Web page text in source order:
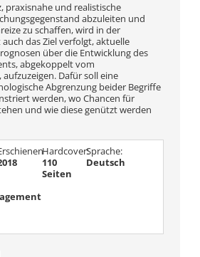
praxisnahe und realistische
abzuleiten und
zu schaffen, wird in der
das Ziel verfolgt, aktuelle
über die Entwicklung des
abgekoppelt vom
Dafür soll eine
Abgrenzung beider Begriffe
werden, wo Chancen für
und wie diese genützt werden
Hardcover:
110
Seiten
Sprache:
Deutsch